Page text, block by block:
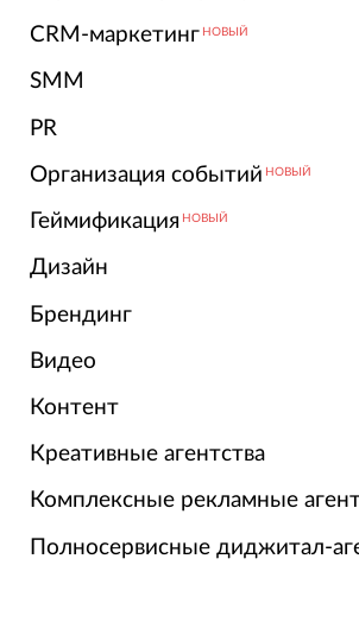
CRM-маркетинг НОВЫЙ
SMM
PR
Организация событий НОВЫЙ
Геймификация НОВЫЙ
Дизайн
Брендинг
Видео
Контент
Креативные агентства
Комплексные рекламные
Полносервисные диджитал-